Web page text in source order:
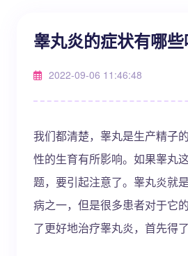
睾丸炎的症状有哪
2022-09-06 11:46:48
我们都清楚，睾丸是生产精子
性的生育有所影响。如果睾丸
题，要引起注意了。睾丸炎就
病之一，但是很多患者对于它
了更好地治疗睾丸炎，首先得